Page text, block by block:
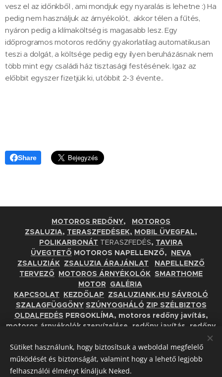
vesz el az időnkből , ami mondjuk egy nyaralás is lehetne :) Ha
pedig nem használjuk az árnyékolót, akkor télen a fűtés,
nyáron pedig a klímaköltség is magasabb lesz. Egy
időprogramos motoros redőny gyakorlatilag automatikusan
teszi a dolgát, a költsége pedig egy ilyen beruházásnak nem
több mint egy családi ház tisztasági festésének. Igaz az
előbbit egyszer fizetjük ki, utóbbit 2-3 évente..
Share
MOTOROS REDŐNY, MOTOROS
ZSALUZIA, TERASZFEDÉSEK, MOBIL ÜVEGFAL,
POLIKARBONÁT TERASZFEDÉS, TAVIRA
ÜVEGTETŐ MOTOROS NAPELLENZŐ, NEVA
ZSALUZIÁK ZSALUZIA ÁRAJÁNLAT
NAPELLENZŐ
TERVEZŐ MOTOROS ÁRNYÉKOLÓK SMARTHOME
MOTOR GALÉRIA
KAPCSOLAT KEZDŐLAP ZSALUZIANK.HU SÁVROLÓ
SZALAGFÜGGÖNY SZÚNYOGHÁLÓ ZIP SZÉLBIZTOS
OLDALFEDÉS PERGOKLÍMA, motoros redőny javítás,
motoros árnyékolók szervízelése, redőny javítás, redőny
javítás Győr, redőny javítás Budapest, gurtnicsere Győr,
gurtnicsere Budapest
© 2019. DSL Soltrend Kft. Árnyékolástechnika. Tel: +36 70
6206336 +36 30 8460649 E-mail: info@dsl-
Sütiket használunk, hogy biztosítsuk a weboldal megfelelő
működését és biztonságát, valamint hogy a lehető legjobb
felhasználói élményt kínáljuk Neked.